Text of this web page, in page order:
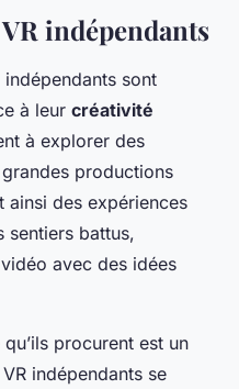
indépendants
indépendants sont
à leur créativité
à explorer des
productions
ainsi des expériences
sentiers battus,
avec des idées
procurent est un
indépendants se